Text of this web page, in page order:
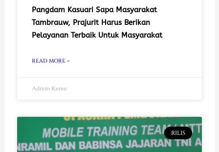
Pangdam Kasuari Sapa Masyarakat
Tambrauw, Prajurit Harus Berikan
Pelayanan Terbaik Untuk Masyarakat
READ MORE »
Admin Keme
RILIS